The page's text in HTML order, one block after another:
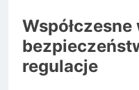
regulacje